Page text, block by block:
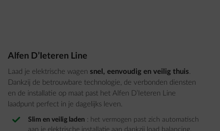
Alfen D’Ieteren Line
Laad je elektrische wagen snel, eenvoudig en veilig thuis.
Dankzij de betrouwbare technologie, de verbonden diensten
en de installatie op maat past het Alfen D’Ieteren Line
laadpunt perfect in je dagelijks leven.
Slim en veilig laden : het vermogen past zich automatisch
aan je elektrische installatie aan dankzij load balancing.